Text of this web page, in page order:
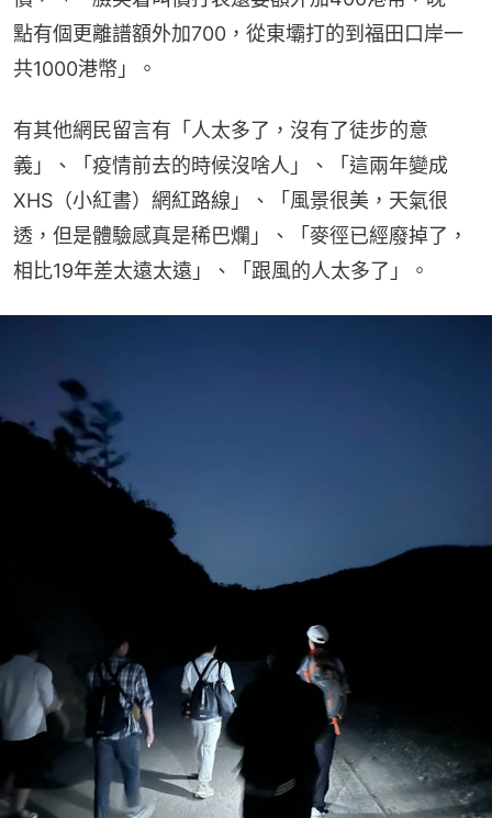
點有個更離譜額外加700，從東壩打的到福田口岸一
共1000港幣」。
有其他網民留言有「人太多了，沒有了徒步的意
義」、「疫情前去的時候沒啥人」、「這兩年變成
XHS（小紅書）網紅路線」、「風景很美，天氣很
透，但是體驗感真是稀巴爛」、「麥徑已經廢掉了，
相比19年差太遠太遠」、「跟風的人太多了」。